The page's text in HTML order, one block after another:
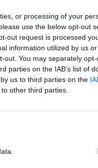
or processing of your
use the below opt-out
out request is processed
information utilized by us
out. You may separately
parties on the IAB’s list of
us to third parties on the
other third parties.